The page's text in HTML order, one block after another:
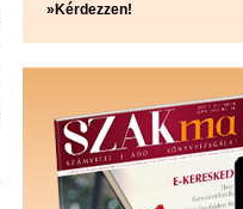
»Kérdezzen!